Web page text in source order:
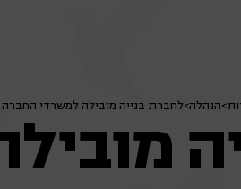
>הנהלה>לחברת בנייה מובילה למשרדי